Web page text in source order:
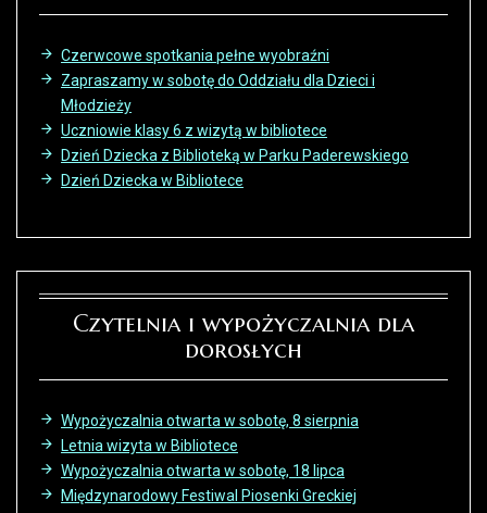
Czerwcowe spotkania pełne wyobraźni
Zapraszamy w sobotę do Oddziału dla Dzieci i
Młodzieży
Uczniowie klasy 6 z wizytą w bibliotece
Dzień Dziecka z Biblioteką w Parku Paderewskiego
Dzień Dziecka w Bibliotece
Czytelnia i wypożyczalnia dla
dorosłych
Wypożyczalnia otwarta w sobotę, 8 sierpnia
Letnia wizyta w Bibliotece
Wypożyczalnia otwarta w sobotę, 18 lipca
Międzynarodowy Festiwal Piosenki Greckiej